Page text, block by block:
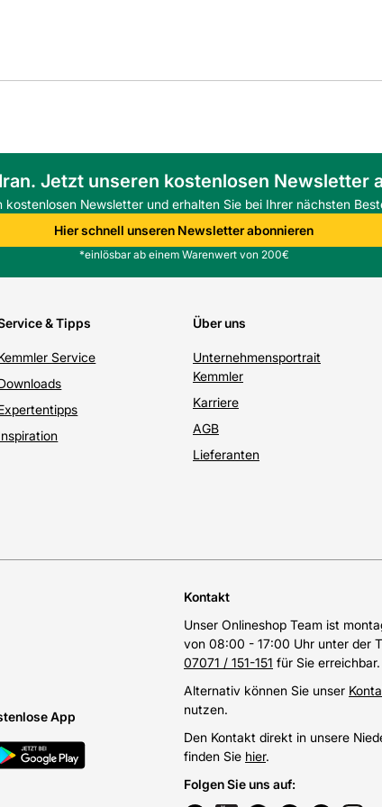
Jetzt unseren kostenlosen Newsletter
kostenlosen Newsletter und erhalten Sie bei Ihrer nächsten
Hier schnell unseren Newsletter abonnieren
*einlösbar ab einem Warenwert von 200€
& Tipps
Service
Über uns
Unternehmensportrait
Kemmler
Karriere
AGB
Lieferanten
App
Kontakt
Unser Onlineshop Team ist
von 08:00 - 17:00 Uhr unter der
07071 / 151-151 für Sie erreichbar.
Alternativ können Sie unser
nutzen.
Den Kontakt direkt in unsere
finden Sie hier.
Folgen Sie uns auf: